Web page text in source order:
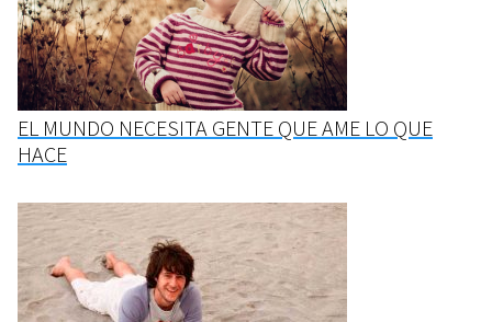
EL MUNDO NECESITA GENTE QUE AME LO QUE
HACE